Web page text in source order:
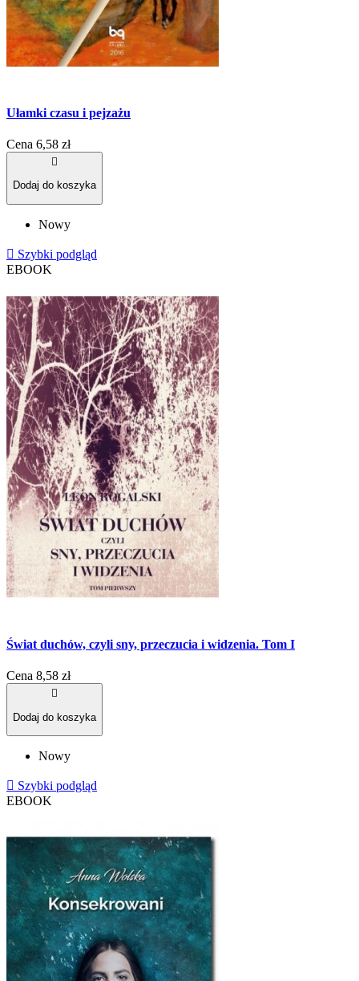
Ułamki czasu i pejzażu
Cena 6,58 zł

Dodaj do koszyka
Nowy
 Szybki podgląd
EBOOK
Świat duchów, czyli sny, przeczucia i widzenia. Tom I
Cena 8,58 zł

Dodaj do koszyka
Nowy
 Szybki podgląd
EBOOK